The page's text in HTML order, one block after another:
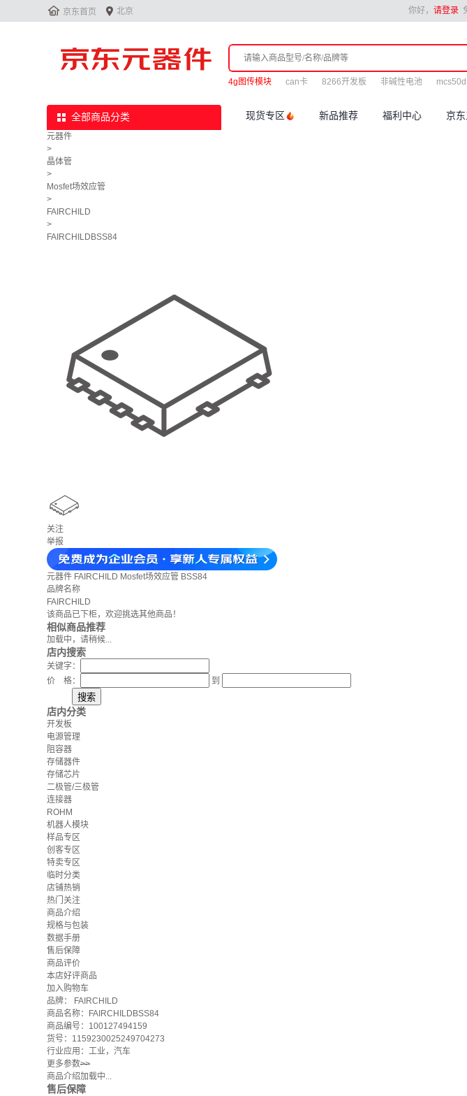
 京东首页  北京 你好， 请登录
4g图传模块 can卡 8266开发板 非碱性电池 mcs50d
全部商品分类 现货专区 新品推荐 福利中心 京
元器件
>
晶体管
>
Mosfet场效应管
>
FAIRCHILD
>
FAIRCHILDBSS84
关注
举报
元器件 FAIRCHILD Mosfet场效应管 BSS84
品牌名称
FAIRCHILD
该商品已下柜，欢迎挑选其他商品！
相似商品推荐
加载中，请稍候...
店内搜索
关键字：
价 格：
到
店内分类
开发板
电源管理
阻容器
存储器件
存储芯片
二极管/三极管
连接器
ROHM
机器人模块
样品专区
创客专区
特卖专区
临时分类
店铺热销
热门关注
商品介绍
规格与包装
数据手册
售后保障
商品评价
本店好评商品
加入购物车
品牌：
FAIRCHILD
商品名称：FAIRCHILDBSS84
商品编号：100127494159
货号：1159230025249704273
行业应用：工业，汽车
更多参数>>
商品介绍加载中...
售后保障